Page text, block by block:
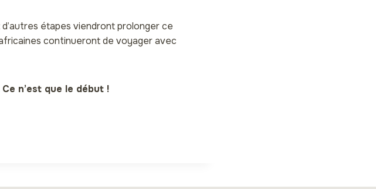
étapes viendront prolonger ce
continueront de voyager avec
n’est que le début !